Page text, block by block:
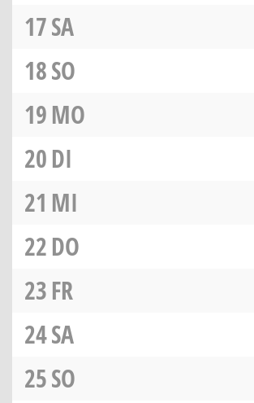
17SA
18SO
19MO
20DI
21 MI
22DO
23FR
24SA
25SO